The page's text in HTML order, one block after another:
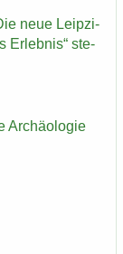
neue Leip­zi­
Er­leb­nis“ ste­
Ar­chäo­lo­gie